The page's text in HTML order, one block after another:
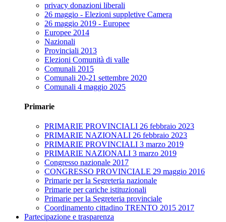
privacy donazioni liberali
26 maggio - Elezioni suppletive Camera
26 maggio 2019 - Europee
Europee 2014
Nazionali
Provinciali 2013
Elezioni Comunità di valle
Comunali 2015
Comunali 20-21 settembre 2020
Comunali 4 maggio 2025
Primarie
PRIMARIE PROVINCIALI 26 febbraio 2023
PRIMARIE NAZIONALI 26 febbraio 2023
PRIMARIE PROVINCIALI 3 marzo 2019
PRIMARIE NAZIONALI 3 marzo 2019
Congresso nazionale 2017
CONGRESSO PROVINCIALE 29 maggio 2016
Primarie per la Segreteria nazionale
Primarie per cariche istituzionali
Primarie per la Segreteria provinciale
Coordinamento cittadino TRENTO 2015 2017
Partecipazione e trasparenza